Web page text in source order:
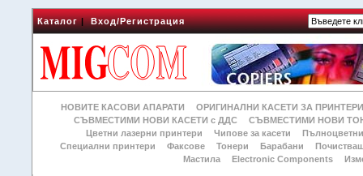
Каталог|Вход/Регистрация
НОВИТЕ КАСОВИ АПАРАТИ
ОРИГИНАЛНИ КАСЕТИ ЗА
СЪВМЕСТИМИ НОВИ КАСЕТИ с ДДС
СЪВМЕСТИМИ НОВИ
Цветни лазерни принтери
Чипове за касети
Специални принтери
Факсове Тонери Барабани
Мастила
Electronic Components